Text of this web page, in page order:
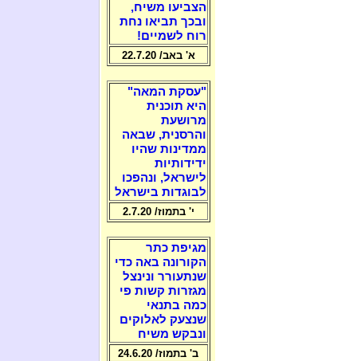
הצביעו משיח,
ובכך תביאו נחת
רוח לשמיים!
א' באב/ 22.7.20
"עסקת המאה"
היא תוכנית
מרושעת
והרסנית, שבאה
ממדינות שהיו
ידידותיות
לישראל, ונהפכו
לבוגדות בישראל
י' בתמוז/ 2.7.20
מגיפת כתר
הקורונה באה כדי
שנתעורר ונינצל
מגזרות קשות פי
כמה בתנאי
שנצעק לאלוקים
ונבקש משיח
ב' בתמוז/ 24.6.20